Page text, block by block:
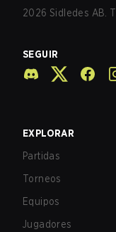
2026 Sidledes AB.
SEGUIR
EXPLORAR
Partidas
Torneos
Equipos
Jugadores